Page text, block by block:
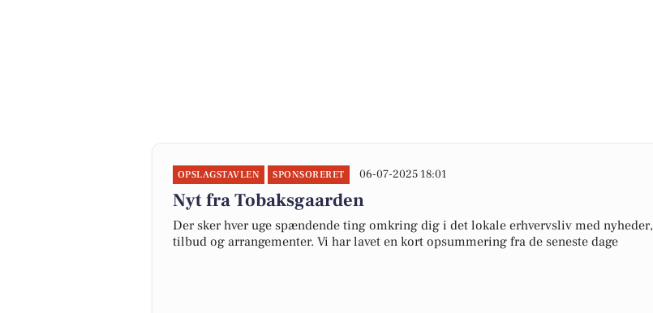
OPSLAGSTAVLEN SPONSORERET 06-07-2025 18:01
Nyt fra Tobaksgaarden
Der sker hver uge spændende ting omkring dig i det lokale erhvervsliv med nyheder,
tilbud og arrangementer. Vi har lavet en kort opsummering fra de seneste dage